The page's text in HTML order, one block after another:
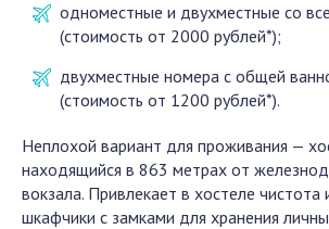
одноместные и двухместные со
(стоимость от 2000 рублей*);
двухместные номера с общей
(стоимость от 1200 рублей*).
Неплохой вариант для проживания —
находящийся в 863 метрах от
вокзала. Привлекает в хостеле чистота
шкафчики с замками для хранения